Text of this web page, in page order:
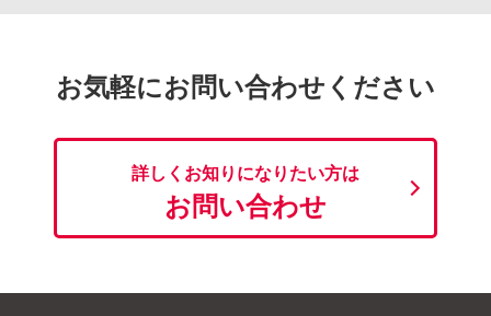
お気軽にお問い合わせください
詳しくお知りになりたい方は
お問い合わせ